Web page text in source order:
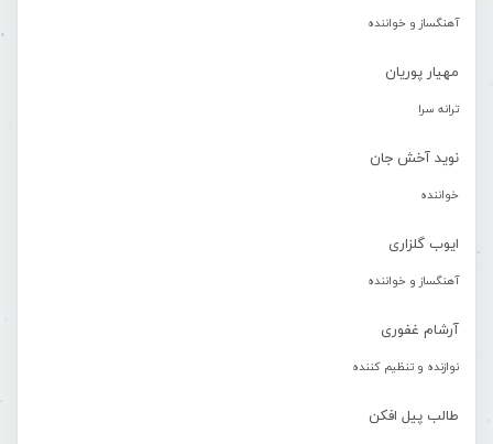
آهنگساز و خواننده
مهیار پوریان
ترانه سرا
نوید آخش جان
خواننده
ایوب گلزاری
آهنگساز و خواننده
آرشام غفوری
نوازنده و تنظیم کننده
طالب پیل افکن